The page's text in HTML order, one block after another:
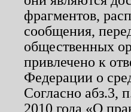
фрагментов,
сообщения,
общественных
привлечено к
Федерации о
Согласно абз.3,
2010 года «О